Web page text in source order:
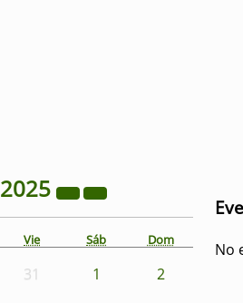
2025
Vie Sáb Dom
31 1 2
No